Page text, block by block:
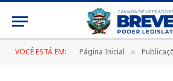
VOCÊ ESTÁ EM: Página Inicial »